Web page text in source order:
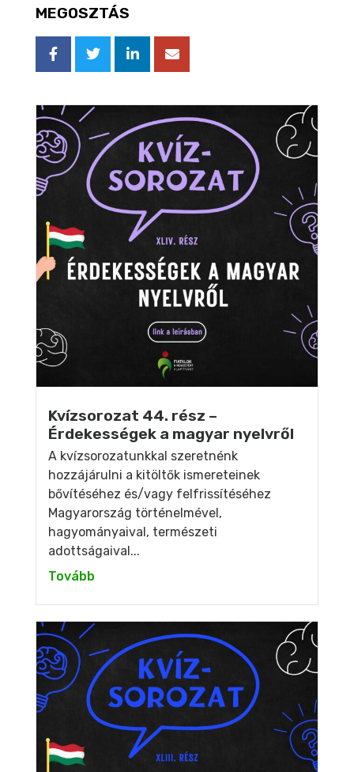
MEGOSZTÁS
Kvízsorozat 44. rész –
Érdekességek a magyar nyelvről
A kvízsorozatunkkal szeretnénk
hozzájárulni a kitöltők ismereteinek
bővítéséhez és/vagy felfrissítéséhez
Magyarország történelmével,
hagyományaival, természeti
adottságaival...
Tovább